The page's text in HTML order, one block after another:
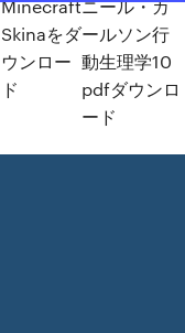
Minecraft
Skinaをダ
ウンロー
ド
ニール・カ
ールソン行
動生理学10
pdfダウンロ
ード